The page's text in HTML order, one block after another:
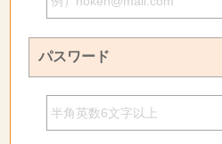
パスワード